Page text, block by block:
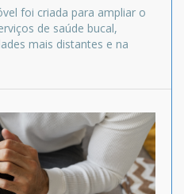
foi criada para ampliar o
de saúde bucal,
mais distantes e na